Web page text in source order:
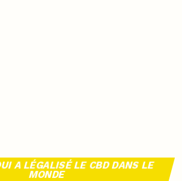
A LÉGALISÉ LE CBD DANS LE
MONDE